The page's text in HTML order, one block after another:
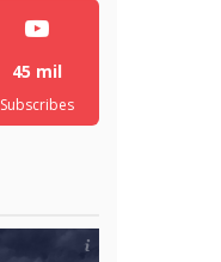
45 mil
Subscribes